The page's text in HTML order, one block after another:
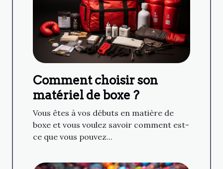
Comment choisir son
matériel de boxe ?
Vous êtes à vos débuts en matière de
boxe et vous voulez savoir comment est-
ce que vous pouvez...